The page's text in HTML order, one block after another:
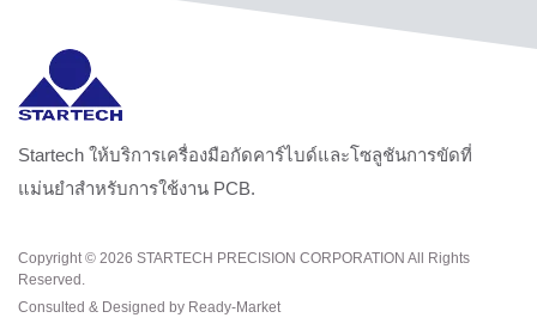
Startech ให้บริการเครื่องมือกัดคาร์ไบด์และโซลูชันการขัดที่
แม่นยำสำหรับการใช้งาน PCB.
Copyright © 2026 STARTECH PRECISION CORPORATION All Rights
Reserved.
Consulted & Designed by Ready-Market